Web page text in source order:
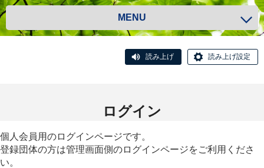
MENU
読み上げ 読み上げ設定
ログイン
個人会員用のログインページです。
登録団体の方は管理画面側のログインページをご利用くださ
い。